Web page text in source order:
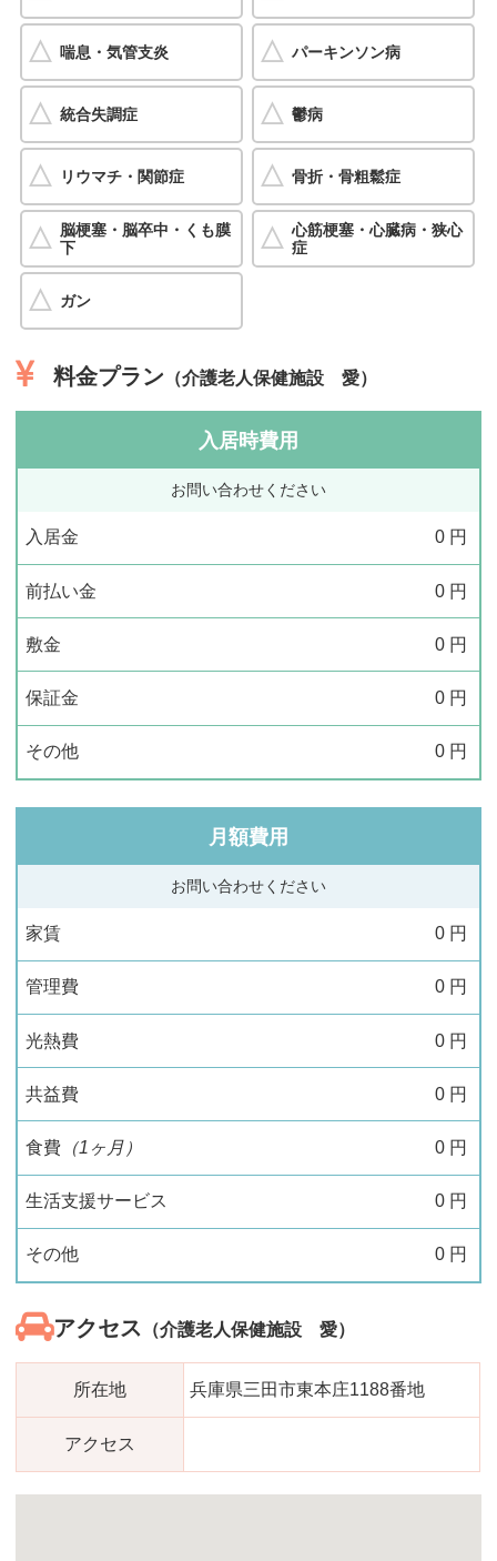
喘息・気管支炎 パーキンソン病
統合失調症 鬱病
リウマチ・関節症 骨折・骨粗鬆症
脳梗塞・脳卒中・くも膜
下
心筋梗塞・心臓病・狭心
症
ガン
料金プラン （介護老人保健施設 愛）
入居時費用
お問い合わせください
入居金 0 円
前払い金 0 円
敷金 0 円
保証金 0 円
その他 0 円
月額費用
お問い合わせください
家賃 0 円
管理費 0 円
光熱費 0 円
共益費 0 円
食費（1ヶ月） 0 円
生活支援サービス 0 円
その他 0 円
アクセス （介護老人保健施設 愛）
所在地 兵庫県三田市東本庄1188番地
アクセス